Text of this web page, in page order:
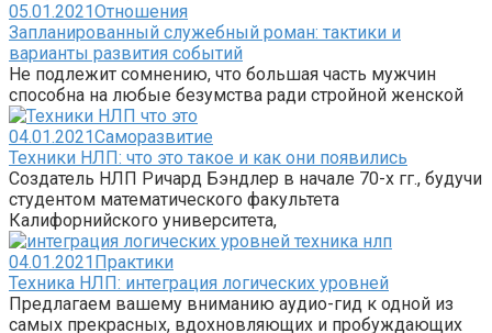
05.01.2021Отношения
Запланированный служебный роман: тактики и
варианты развития событий
Не подлежит сомнению, что большая часть мужчин
способна на любые безумства ради стройной женской
04.01.2021Саморазвитие
Техники НЛП: что это такое и как они появились
Создатель НЛП Ричард Бэндлер в начале 70-х гг., будучи
студентом математического факультета
Калифорнийского университета,
04.01.2021Практики
Техника НЛП: интеграция логических уровней
Предлагаем вашему вниманию аудио-гид к одной из
самых прекрасных, вдохновляющих и пробуждающих